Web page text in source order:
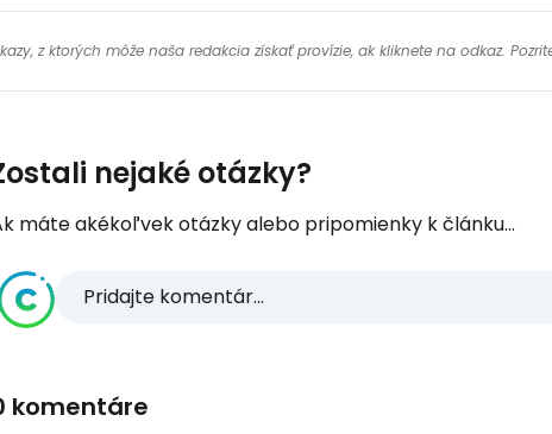
z ktorých môže naša redakcia získať provízie, ak kliknete na odkaz.
nejaké otázky?
máte akékoľvek otázky alebo pripomienky k článku...
Pridajte komentár...
komentáre